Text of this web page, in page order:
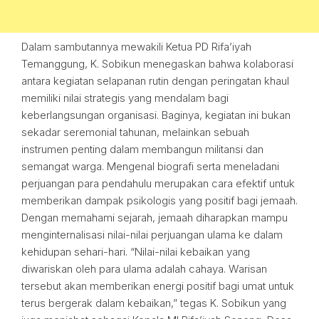
Dalam sambutannya mewakili Ketua PD Rifa’iyah
Temanggung, K. Sobikun menegaskan bahwa kolaborasi
antara kegiatan selapanan rutin dengan peringatan khaul
memiliki nilai strategis yang mendalam bagi
keberlangsungan organisasi. Baginya, kegiatan ini bukan
sekadar seremonial tahunan, melainkan sebuah
instrumen penting dalam membangun militansi dan
semangat warga. Mengenal biografi serta meneladani
perjuangan para pendahulu merupakan cara efektif untuk
memberikan dampak psikologis yang positif bagi jemaah.
Dengan memahami sejarah, jemaah diharapkan mampu
menginternalisasi nilai-nilai perjuangan ulama ke dalam
kehidupan sehari-hari. “Nilai-nilai kebaikan yang
diwariskan oleh para ulama adalah cahaya. Warisan
tersebut akan memberikan energi positif bagi umat untuk
terus bergerak dalam kebaikan,” tegas K. Sobikun yang